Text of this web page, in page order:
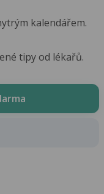
kalendářem.
tipy od lékařů.